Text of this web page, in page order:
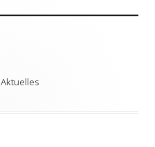
Kategorien
Aktuelles